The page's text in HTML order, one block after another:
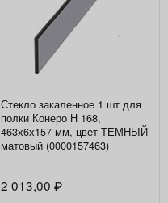
Стекло закаленное 1 шт для
полки Конеро H 168,
463х6х157 мм, цвет ТЕМНЫЙ
матовый (0000157463)
2 013,00 ₽